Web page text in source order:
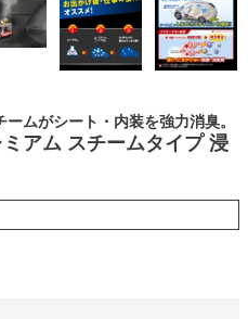
ムがシート・内装を強力消臭。
アム スチームタイプ 浸